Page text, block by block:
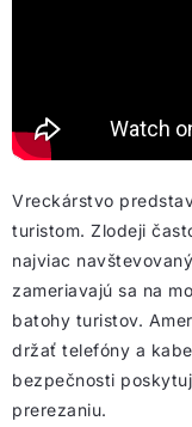
Vreckárstvo
turistom. Zlodeji
najviac
zameriavajú sa na
batohy turistov.
držať telefóny a
bezpečnosti
prerezaniu.